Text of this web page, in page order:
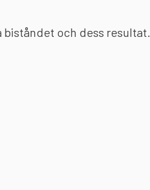
och dess resultat.